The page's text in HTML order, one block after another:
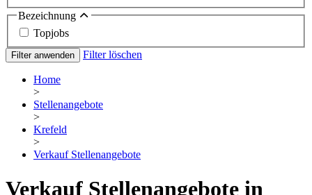
Bezeichnung
Topjobs
Filter anwenden Filter löschen
Home
>
Stellenangebote
>
Krefeld
>
Verkauf Stellenangebote
Verkauf Stellenangebote in